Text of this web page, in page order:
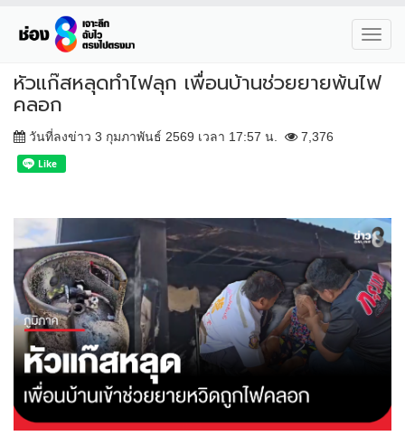
หัวแก๊สหลุดทำไฟลุก เพื่อนบ้านช่วยยายพ้นไฟ
คลอก
วันที่ลงข่าว 3 กุมภาพันธ์ 2569 เวลา 17:57 น. 7,376